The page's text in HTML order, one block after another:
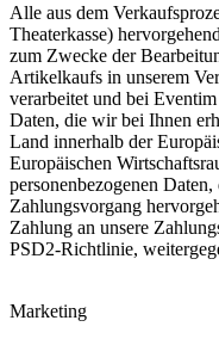
Alle aus dem
Theaterkasse)
zum Zwecke der
Artikelkaufs in unserem
verarbeitet und bei
Daten, die wir bei Ihnen
Land innerhalb der
Europäischen
personenbezogenen
Zahlungsvorgang
Zahlung an unsere
PSD2-Richtlinie,
Marketing